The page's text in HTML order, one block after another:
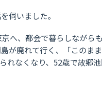
伺いました。
へ、都会で暮らしながら
が廃れて行く、「このま
れなくなり、52歳で故郷